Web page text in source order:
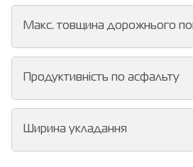
Макс. товщина дорожнього
Продуктивність по асфальту
Ширина укладання